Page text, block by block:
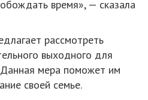
время», — сказала
рассмотреть
выходного для
мера поможет им
своей семье.